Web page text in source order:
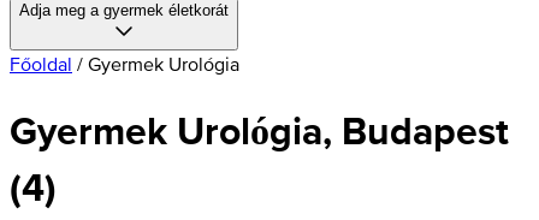
Adja meg a gyermek életkorát
Főoldal / Gyermek Urológia
Gyermek Urológia, Budapest
(4)